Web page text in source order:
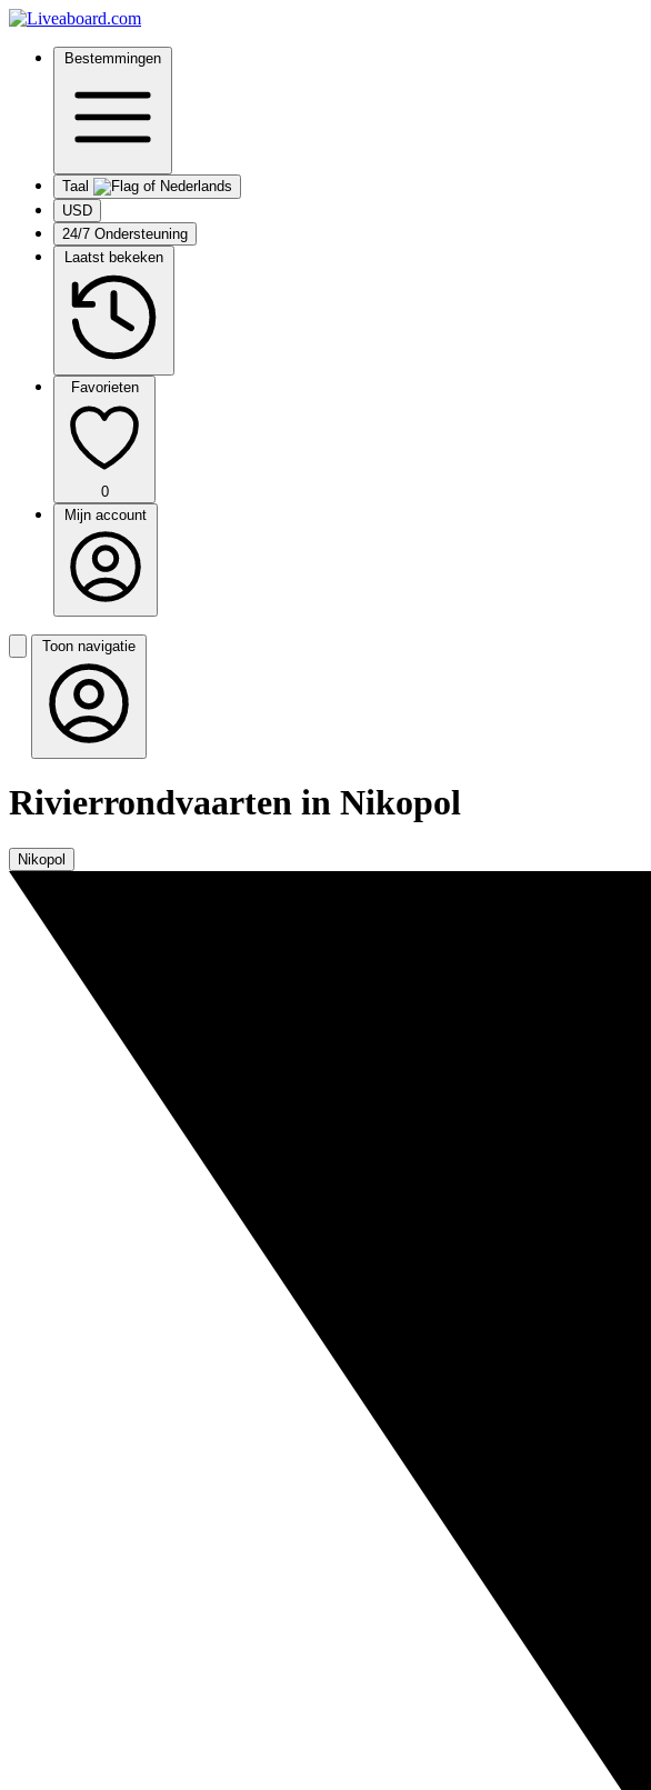
Bestemmingen
Taal
USD
24/7 Ondersteuning
Laatst bekeken
Favorieten
0
Mijn account
Toon navigatie
Rivierrondvaarten in Nikopol
Nikopol